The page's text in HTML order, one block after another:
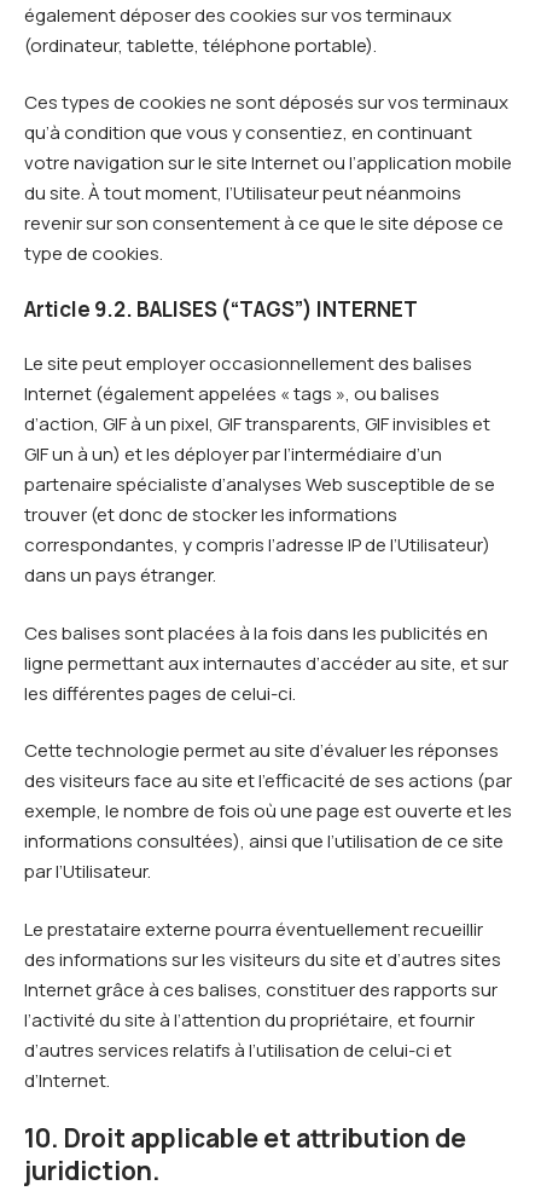
également déposer des cookies sur vos terminaux
(ordinateur, tablette, téléphone portable).
Ces types de cookies ne sont déposés sur vos terminaux
qu’à condition que vous y consentiez, en continuant
votre navigation sur le site Internet ou l’application mobile
du site. À tout moment, l’Utilisateur peut néanmoins
revenir sur son consentement à ce que le site dépose ce
type de cookies.
Article 9.2. BALISES (“TAGS”) INTERNET
Le site peut employer occasionnellement des balises
Internet (également appelées « tags », ou balises
d’action, GIF à un pixel, GIF transparents, GIF invisibles et
GIF un à un) et les déployer par l’intermédiaire d’un
partenaire spécialiste d’analyses Web susceptible de se
trouver (et donc de stocker les informations
correspondantes, y compris l’adresse IP de l’Utilisateur)
dans un pays étranger.
Ces balises sont placées à la fois dans les publicités en
ligne permettant aux internautes d’accéder au site, et sur
les différentes pages de celui-ci.
Cette technologie permet au site d’évaluer les réponses
des visiteurs face au site et l’efficacité de ses actions (par
exemple, le nombre de fois où une page est ouverte et les
informations consultées), ainsi que l’utilisation de ce site
par l’Utilisateur.
Le prestataire externe pourra éventuellement recueillir
des informations sur les visiteurs du site et d’autres sites
Internet grâce à ces balises, constituer des rapports sur
l’activité du site à l’attention du propriétaire, et fournir
d’autres services relatifs à l’utilisation de celui-ci et
d’Internet.
10. Droit applicable et attribution de
juridiction.